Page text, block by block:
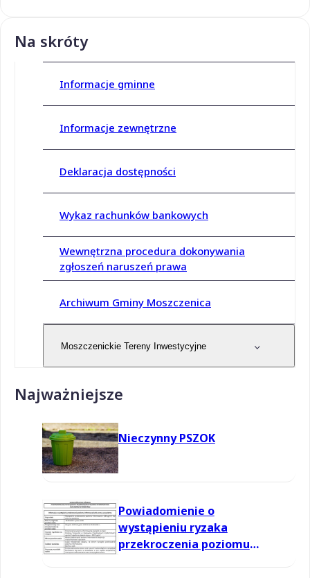
Na skróty
Informacje gminne
Informacje zewnętrzne
Deklaracja dostępności
Wykaz rachunków bankowych
Wewnętrzna procedura dokonywania
zgłoszeń naruszeń prawa
Archiwum Gminy Moszczenica
Moszczenickie Tereny Inwestycyjne
Najważniejsze
Nieczynny PSZOK
Powiadomienie o
wystąpieniu ryzaka
przekroczenia poziomu